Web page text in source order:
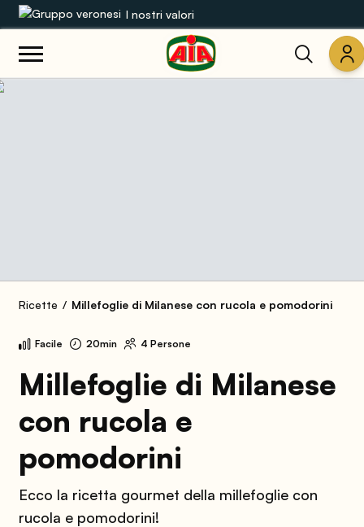
I nostri valori
Le nostre gamme
Mondo AIA
Ricette Millefoglie di Milanese con rucola e pomodorini
Facile 20min 4 Persone
Millefoglie di Milanese
con rucola e
pomodorini
Ecco la ricetta gourmet della millefoglie con
rucola e pomodorini!